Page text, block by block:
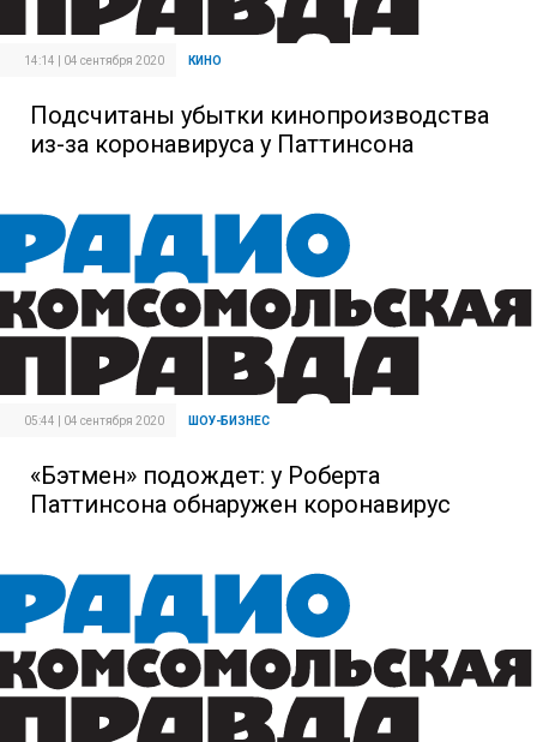
14:14 | 04 сентября 2020 КИНО
Подсчитаны убытки кинопроизводства
из-за коронавируса у Паттинсона
05:44 | 04 сентября 2020 ШОУ-БИЗНЕС
«Бэтмен» подождет: у Роберта
Паттинсона обнаружен коронавирус